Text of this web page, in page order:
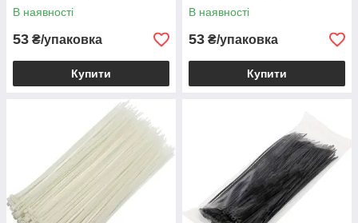
В наявності
53 ₴/упаковка
Купити
В наявності
53 ₴/упаковка
Купити